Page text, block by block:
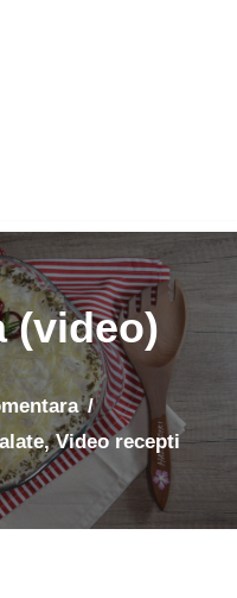
(video)
,Video recepti